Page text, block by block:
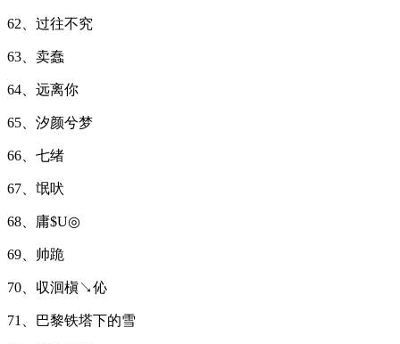
62、过往不究
63、卖蠢
64、远离你
65、汐颜兮梦
66、七绪
67、氓吠
68、庸$U◎
69、帅跪
70、収洄槇↘伈
71、巴黎铁塔下的雪